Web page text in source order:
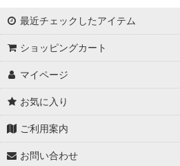
最近チェックしたアイテム
ショッピングカート
マイページ
お気に入り
ご利用案内
お問い合わせ